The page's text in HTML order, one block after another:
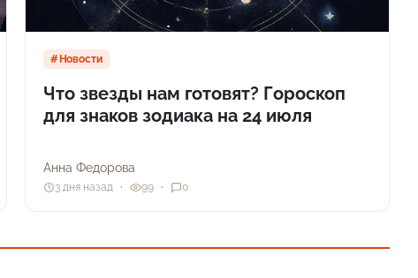
Новости
Что звезды нам готовят? Гороскоп
для знаков зодиака на 24 июля
Анна Федорова
3 дня назад 99 0